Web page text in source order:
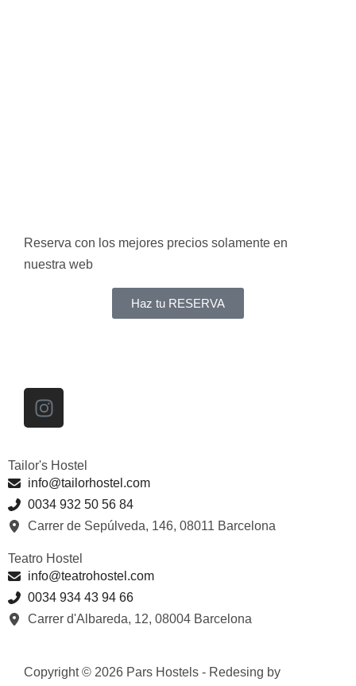
Reserva con los mejores precios solamente en
nuestra web
Haz tu RESERVA
Tailor's Hostel
info@tailorhostel.com
0034 932 50 56 84
Carrer de Sepúlveda, 146, 08011 Barcelona
Teatro Hostel
info@teatrohostel.com
0034 934 43 94 66
Carrer d'Albareda, 12, 08004 Barcelona
Copyright © 2026 Pars Hostels - Redesing by